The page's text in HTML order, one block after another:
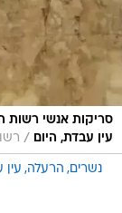
סריקות אנשי רשות
עין עבדת, היום
/
נשרים הרעלה